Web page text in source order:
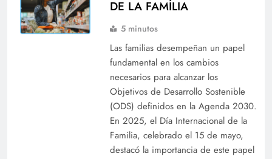
DE LA FAMÍLIA
5 minutos
Las familias desempeñan un papel
fundamental en los cambios
necesarios para alcanzar los
Objetivos de Desarrollo Sostenible
(ODS) definidos en la Agenda 2030.
En 2025, el Día Internacional de la
Familia, celebrado el 15 de mayo,
destacó la importancia de este papel